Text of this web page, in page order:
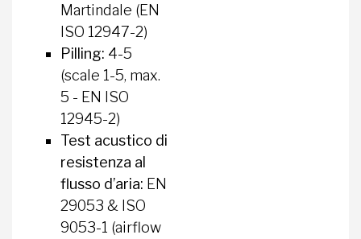
Martindale (EN
ISO 12947-2)
Pilling: 4-5
(scale 1-5, max.
5 - EN ISO
12945-2)
Test acustico di
resistenza al
flusso d’aria: EN
29053 & ISO
9053-1 (airflow